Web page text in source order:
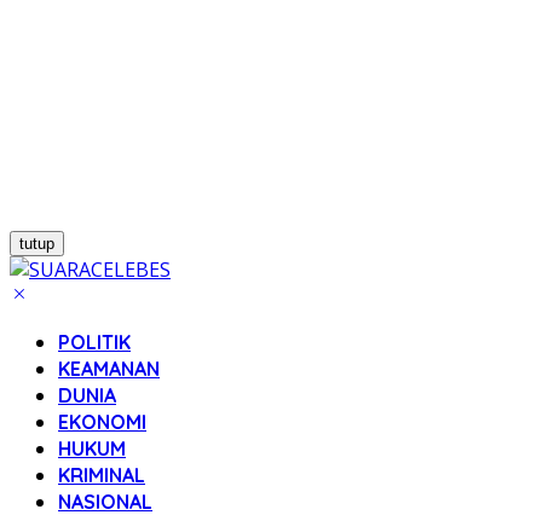
tutup
POLITIK
KEAMANAN
DUNIA
EKONOMI
HUKUM
KRIMINAL
NASIONAL